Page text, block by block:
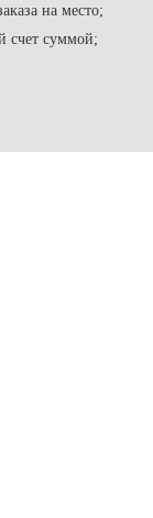
на место;
счет суммой;